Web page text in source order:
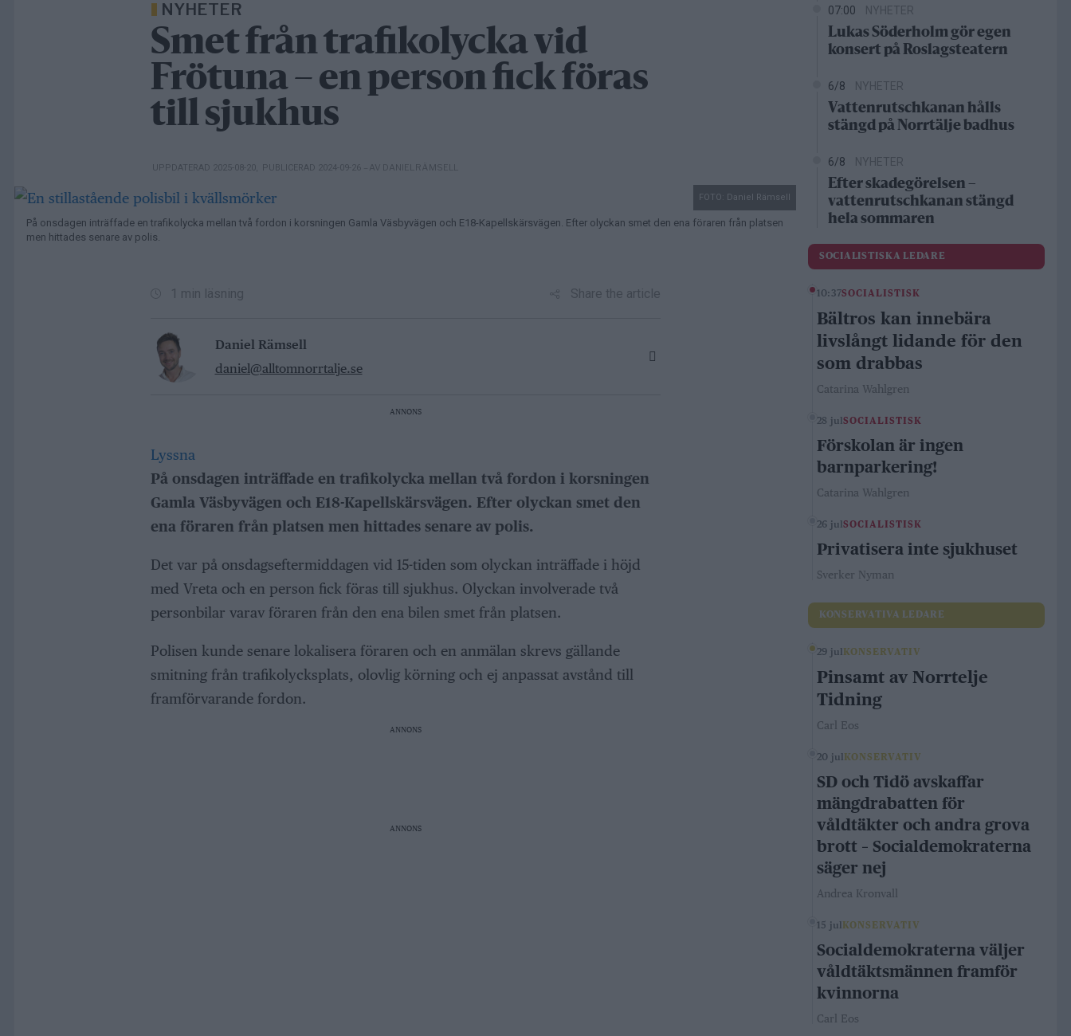
NYHETER
Smet från trafikolycka vid
Frötuna – en person fick föras
till sjukhus
UPPDATERAD 2025-08-20 , PUBLICERAD 2024-09-26 – AV DANIEL RÄMSELL
FOTO: Daniel Rämsell
På onsdagen inträffade en trafikolycka mellan två fordon i korsningen Gamla Väsbyvägen och E18-Kapellskärsvägen. Efter olyckan smet den ena föraren från platsen
men hittades senare av polis.
1 min läsning Share the article
Daniel Rämsell
daniel@alltomnorrtalje.se
ANNONS
Lyssna
På onsdagen inträffade en trafikolycka mellan två fordon i korsningen
Gamla Väsbyvägen och E18-Kapellskärsvägen. Efter olyckan smet den
ena föraren från platsen men hittades senare av polis.
Det var på onsdagseftermiddagen vid 15-tiden som olyckan inträffade i höjd
med Vreta och en person fick föras till sjukhus. Olyckan involverade två
personbilar varav föraren från den ena bilen smet från platsen.
Polisen kunde senare lokalisera föraren och en anmälan skrevs gällande
smitning från trafikolycksplats, olovlig körning och ej anpassat avstånd till
framförvarande fordon.
ANNONS
ANNONS
07:00 NYHETER
Lukas Söderholm gör egen
konsert på Roslagsteatern
6/8 NYHETER
Vattenrutschkanan hålls
stängd på Norrtälje badhus
6/8 NYHETER
Efter skadegörelsen –
vattenrutschkanan stängd
hela sommaren
SOCIALISTISKA LEDARE
10:37SOCIALISTISK
Bältros kan innebära
livslångt lidande för den
som drabbas
Catarina Wahlgren
28 julSOCIALISTISK
Förskolan är ingen
barnparkering!
Catarina Wahlgren
26 julSOCIALISTISK
Privatisera inte sjukhuset
Sverker Nyman
KONSERVATIVA LEDARE
29 jul KONSERVATIV
Pinsamt av Norrtelje
Tidning
Carl Eos
20 jul KONSERVATIV
SD och Tidö avskaffar
mängdrabatten för
våldtäkter och andra grova
brott – Socialdemokraterna
säger nej
Andrea Kronvall
15 jul KONSERVATIV
Socialdemokraterna väljer
våldtäktsmännen framför
kvinnorna
Carl Eos